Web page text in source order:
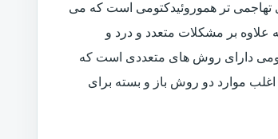
تر هموروئیدکتومی است که می
علاوه بر مشکلات متعدد و درد و
دارای روش های متعددی است که
اغلب موارد دو روش باز و بسته برای